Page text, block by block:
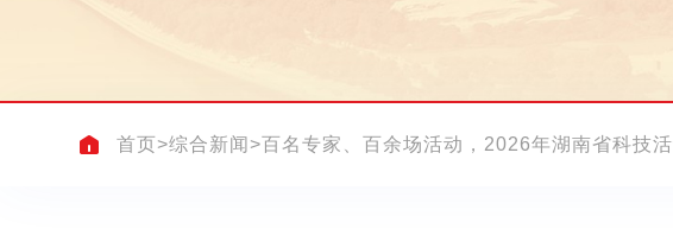
首页>综合新闻 >百名专家、百余场活动，2026年湖南省科技